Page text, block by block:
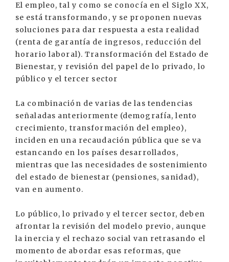
El empleo, tal y como se conocía en el Siglo XX,
se está transformando, y se proponen nuevas
soluciones para dar respuesta a esta realidad
(renta de garantía de ingresos, reducción del
horario laboral). Transformación del Estado de
Bienestar, y revisión del papel de lo privado, lo
público y el tercer sector
La combinación de varias de las tendencias
señaladas anteriormente (demografía, lento
crecimiento, transformación del empleo),
inciden en una recaudación pública que se va
estancando en los países desarrollados,
mientras que las necesidades de sostenimiento
del estado de bienestar (pensiones, sanidad),
van en aumento.
Lo público, lo privado y el tercer sector, deben
afrontar la revisión del modelo previo, aunque
la inercia y el rechazo social van retrasando el
momento de abordar esas reformas, que